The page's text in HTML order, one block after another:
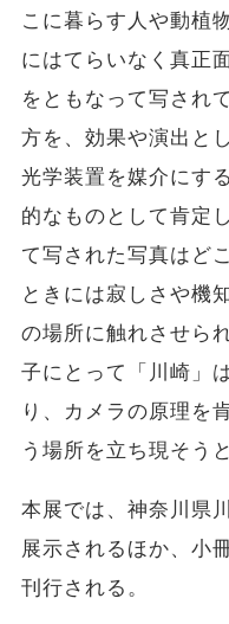
こに暮らす人や動植
にはてらいなく真正
をともなって写され
方を、効果や演出と
光学装置を媒介にす
的なものとして肯定
て写された写真はど
ときには寂しさや機
の場所に触れさせら
子にとって「川崎」
り、カメラの原理を
う場所を立ち現そう
本展では、神奈川県
展示されるほか、小
刊行される。